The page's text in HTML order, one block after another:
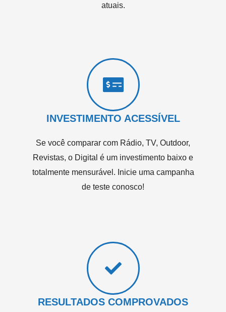
atuais.
INVESTIMENTO ACESSÍVEL
Se você comparar com Rádio, TV, Outdoor,
Revistas, o Digital é um investimento baixo e
totalmente mensurável. Inicie uma campanha
de teste conosco!
RESULTADOS COMPROVADOS